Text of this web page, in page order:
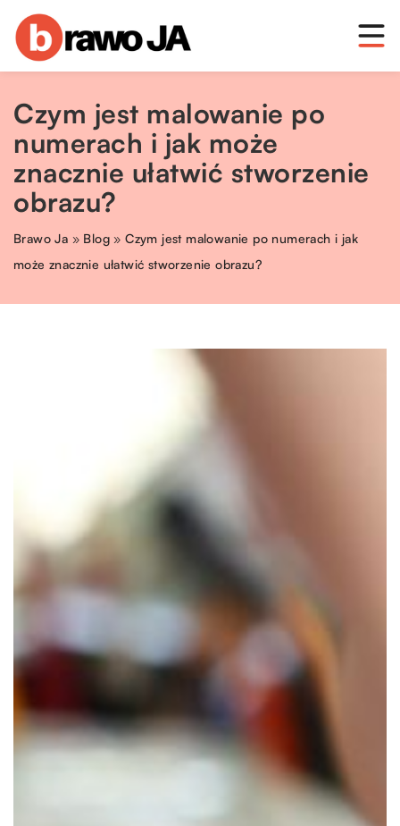
Czym jest malowanie po
numerach i jak może
znacznie ułatwić stworzenie
obrazu?
Brawo Ja » Blog »Czym jest malowanie po numerach i jak
może znacznie ułatwić stworzenie obrazu?